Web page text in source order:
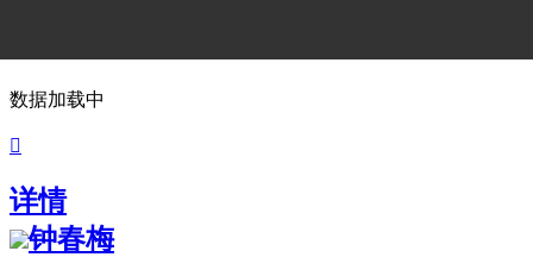
数据加载中

详情
钟春梅